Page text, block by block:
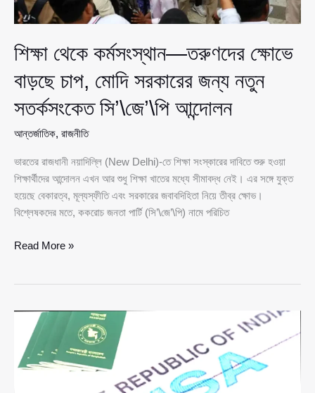
শিক্ষা থেকে কর্মসংস্থান—তরুণদের ক্ষোভে
বাড়ছে চাপ, মোদি সরকারের জন্য নতুন
সতর্কসংকেত সি’\জে’\পি আন্দোলন
আন্তর্জাতিক, রাজনীতি
ভারতের রাজধানী নয়াদিল্লি (New Delhi)-তে শিক্ষা সংস্কারের দাবিতে শুরু হওয়া
শিক্ষার্থীদের আন্দোলন এখন আর শুধু শিক্ষা খাতের মধ্যে সীমাবদ্ধ নেই। এর সঙ্গে যুক্ত
হয়েছে বেকারত্ব, মূল্যস্ফীতি এবং সরকারের জবাবদিহিতা নিয়ে তীব্র ক্ষোভ।
বিশ্লেষকদের মতে, ককরোচ জনতা পার্টি (সি’\জে’\পি) নামে পরিচিত
শিক্ষা
তরুণদের
ক্ষোভে
বাড়ছে
চাপ,
Read More »